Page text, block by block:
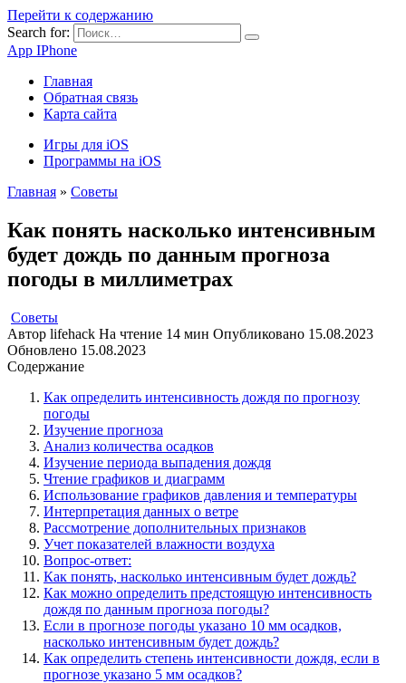
Перейти к содержанию
Search for:
App IPhone
Главная
Обратная связь
Карта сайта
Игры для iOS
Программы на iOS
Главная » Советы
Как понять насколько интенсивным
будет дождь по данным прогноза
погоды в миллиметрах
Советы
Автор lifehack На чтение 14 мин Опубликовано 15.08.2023
Обновлено 15.08.2023
Содержание
Как определить интенсивность дождя по прогнозу
погоды
Изучение прогноза
Анализ количества осадков
Изучение периода выпадения дождя
Чтение графиков и диаграмм
Использование графиков давления и температуры
Интерпретация данных о ветре
Рассмотрение дополнительных признаков
Учет показателей влажности воздуха
Вопрос-ответ:
Как понять, насколько интенсивным будет дождь?
Как можно определить предстоящую интенсивность
дождя по данным прогноза погоды?
Если в прогнозе погоды указано 10 мм осадков,
насколько интенсивным будет дождь?
Как определить степень интенсивности дождя, если в
прогнозе указано 5 мм осадков?